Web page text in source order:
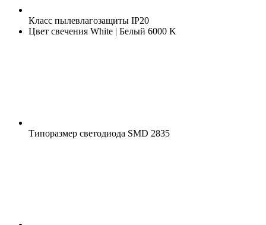
Класс пылевлагозащиты IP20
Цвет свечения White | Белый 6000 K
Типоразмер светодиода SMD 2835